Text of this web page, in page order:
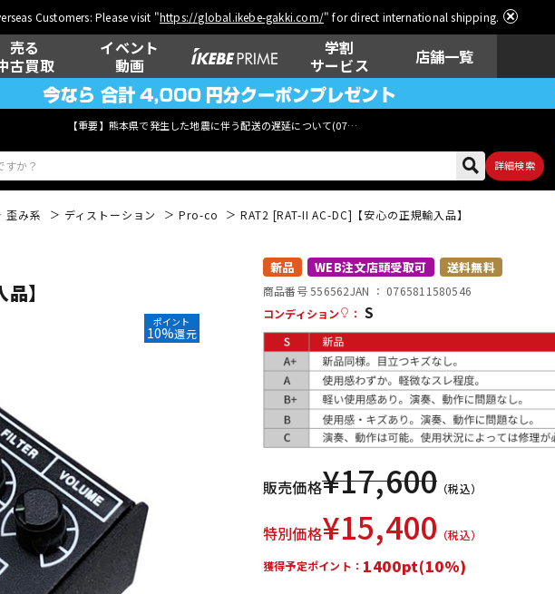
Customers: Please visit "https://global.ikebe-gakki.com/" for direct international shipping.
売る
古買取
イベント
動画
学割
サービス
店舗一覧
【重要】熊本県で発生した地震に伴う配送の遅延について(07月29日
詳細検索
ウクレレ ドラム
管楽器 その他楽器
レコーディン
グ機器
配信/ライブ
機器
歪み系 ディストーション Pro-co RAT2 [RAT-II AC-DC]【安心の正規輸入品】
】
ポイント
10%還元
新品 WEB注文店頭受取可 送料無料
商品番号 556562JAN ： 0765811580546
コンディション
： S
販売価格¥17,600 （税込）
特別価格¥15,400 （税込）
獲得予定ポイント： 1400pt(10%)